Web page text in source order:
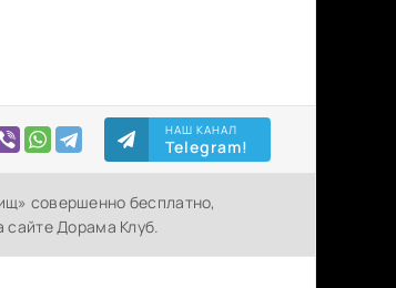
НАШ КАНАЛ
Telegram!
совершенно бесплатно,
Дорама Клуб.